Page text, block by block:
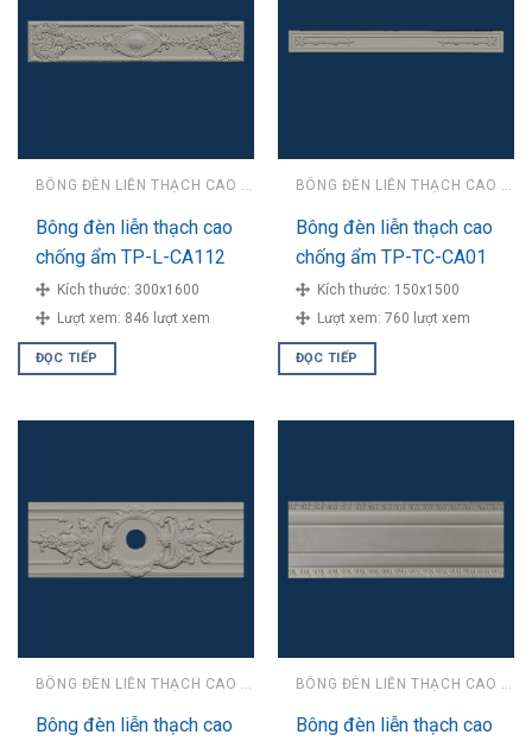
BÔNG ĐÈN LIỄN THẠCH CAO CHỐNG ẨM
Bông đèn liễn thạch cao
chống ẩm TP-L-CA112
Kích thước: 300x1600
Lượt xem: 846 lượt xem
ĐỌC TIẾP
BÔNG ĐÈN LIỄN THẠCH CAO CHỐNG ẨM
Bông đèn liễn thạch cao
chống ẩm TP-TC-CA01
Kích thước: 150x1500
Lượt xem: 760 lượt xem
ĐỌC TIẾP
Bông đèn liễn thạch cao Bông đèn liễn thạch cao